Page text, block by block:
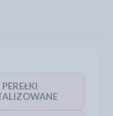
PEREŁKI